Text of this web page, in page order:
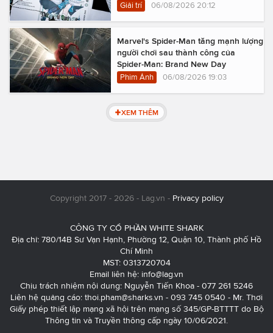
Giải trí 06/08/2026 20:12
Marvel's Spider-Man tăng mạnh lượng
người chơi sau thành công của
Spider-Man: Brand New Day
Phim Ảnh 06/08/2026 19:03
XEM THÊM
Copyright 2017 - 2026 - Lag.vn - Privacy policy
CÔNG TY CỔ PHẦN WHITE SHARK
Địa chỉ: 780/14B Sư Vạn Hạnh, Phường 12, Quận 10, Thành phố Hồ
Chí Minh
MST: 0313720704
Email liên hệ: info@lag.vn
Chịu trách nhiệm nội dung: Nguyễn Tiến Khoa - 077 261 5246
Liên hệ quảng cáo: thoi.pham@sharks.vn - 093 745 0540 - Mr. Thơi
Giấy phép thiết lập mạng xã hội trên mạng số 345/GP-BTTTT do Bộ
Thông tin và Truyền thông cấp ngày 10/06/2021.